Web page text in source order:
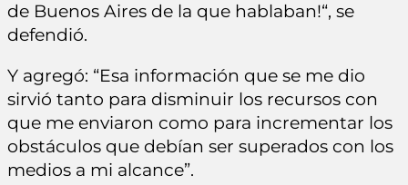
de Buenos Aires de la que hablaban!“, se
defendió.
Y agregó: “Esa información que se me dio
sirvió tanto para disminuir los recursos con
que me enviaron como para incrementar los
obstáculos que debían ser superados con los
medios a mi alcance”.